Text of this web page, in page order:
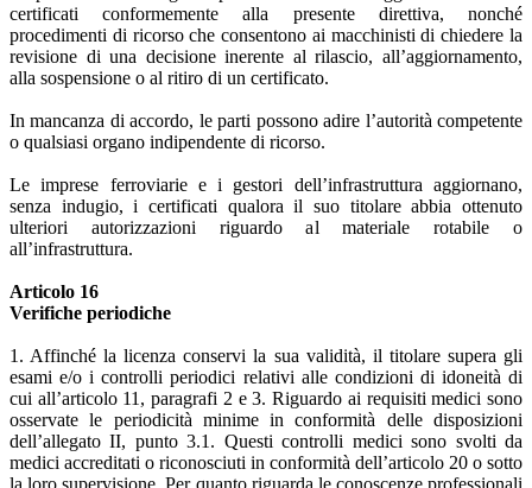
certificati conformemente alla presente direttiva, nonché
procedimenti di ricorso che consentono ai macchinisti di chiedere la
revisione di una decisione inerente al rilascio, all’aggiornamento,
alla sospensione o al ritiro di un certificato.
In mancanza di accordo, le parti possono adire l’autorità competente
o qualsiasi organo indipendente di ricorso.
Le imprese ferroviarie e i gestori dell’infrastruttura aggiornano,
senza indugio, i certificati qualora il suo titolare abbia ottenuto
ulteriori autorizzazioni riguardo al materiale rotabile o
all’infrastruttura.
Articolo 16
Verifiche periodiche
1. Affinché la licenza conservi la sua validità, il titolare supera gli
esami e/o i controlli periodici relativi alle condizioni di idoneità di
cui all’articolo 11, paragrafi 2 e 3. Riguardo ai requisiti medici sono
osservate le periodicità minime in conformità delle disposizioni
dell’allegato II, punto 3.1. Questi controlli medici sono svolti da
medici accreditati o riconosciuti in conformità dell’articolo 20 o sotto